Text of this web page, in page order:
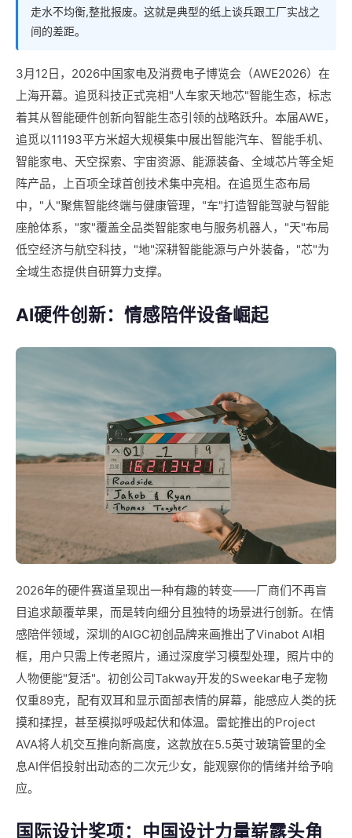
走水不均衡,整批报废。这就是典型的纸上谈兵跟工厂实战之
间的差距。
3月12日，2026中国家电及消费电子博览会（AWE2026）在
上海开幕。追觅科技正式亮相"人车家天地芯"智能生态，标志
着其从智能硬件创新向智能生态引领的战略跃升。本届AWE，
追觅以11193平方米超大规模集中展出智能汽车、智能手机、
智能家电、天空探索、宇宙资源、能源装备、全域芯片等全矩
阵产品，上百项全球首创技术集中亮相。在追觅生态布局
中，"人"聚焦智能终端与健康管理，"车"打造智能驾驶与智能
座舱体系，"家"覆盖全品类智能家电与服务机器人，"天"布局
低空经济与航空科技，"地"深耕智能能源与户外装备，"芯"为
全域生态提供自研算力支撑。
AI硬件创新：情感陪伴设备崛起
2026年的硬件赛道呈现出一种有趣的转变——厂商们不再盲
目追求颠覆苹果，而是转向细分且独特的场景进行创新。在情
感陪伴领域，深圳的AIGC初创品牌来画推出了Vinabot AI相
框，用户只需上传老照片，通过深度学习模型处理，照片中的
人物便能"复活"。初创公司Takway开发的Sweekar电子宠物
仅重89克，配有双耳和显示面部表情的屏幕，能感应人类的抚
摸和揉捏，甚至模拟呼吸起伏和体温。雷蛇推出的Project
AVA将人机交互推向新高度，这款放在5.5英寸玻璃管里的全
息AI伴侣投射出动态的二次元少女，能观察你的情绪并给予响
应。
国际设计奖项：中国设计力量崭露头角